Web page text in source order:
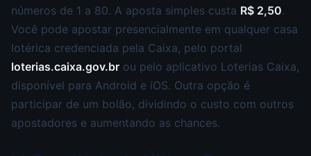
números de 1 a 80. A aposta simples custa R$ 2,50.
Você pode apostar presencialmente em qualquer casa
lotérica credenciada pela Caixa, pelo portal
loterias.caixa.gov.br ou pelo aplicativo Loterias Caixa,
disponível para Android e iOS. Outra opção é
participar de um bolão, dividindo o custo com outros
apostadores e aumentando as chances.